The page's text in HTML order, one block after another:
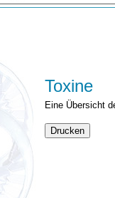
Toxine
Eine Übersicht
Drucken